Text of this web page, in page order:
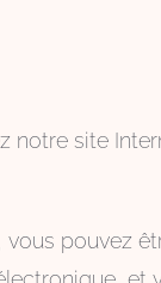
notre site
pouvez